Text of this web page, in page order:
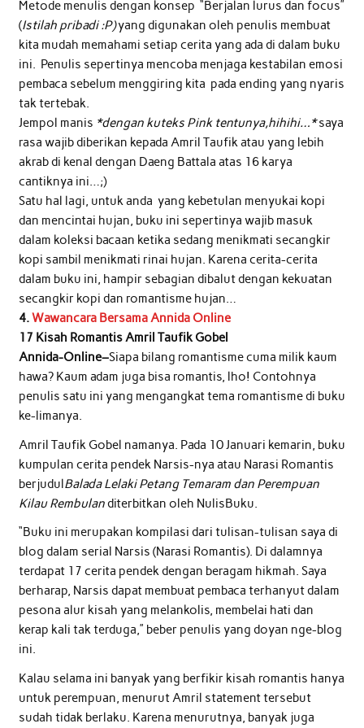
Metode menulis dengan konsep “Berjalan lurus dan focus”
(Istilah pribadi :P)yang digunakan oleh penulis membuat
kita mudah memahami setiap cerita yang ada di dalam buku
ini. Penulis sepertinya mencoba menjaga kestabilan emosi
pembaca sebelum menggiring kita pada ending yang nyaris
tak tertebak.
Jempol manis *dengan kuteks Pink tentunya,hihihi…*saya
rasa wajib diberikan kepada Amril Taufik atau yang lebih
akrab di kenal dengan Daeng Battala atas 16 karya
cantiknya ini…;)
Satu hal lagi, untuk anda yang kebetulan menyukai kopi
dan mencintai hujan, buku ini sepertinya wajib masuk
dalam koleksi bacaan ketika sedang menikmati secangkir
kopi sambil menikmati rinai hujan. Karena cerita-cerita
dalam buku ini, hampir sebagian dibalut dengan kekuatan
secangkir kopi dan romantisme hujan…
4.Wawancara Bersama Annida Online
17 Kisah Romantis Amril Taufik Gobel
Annida-Online–Siapa bilang romantisme cuma milik kaum
hawa? Kaum adam juga bisa romantis, lho! Contohnya
penulis satu ini yang mengangkat tema romantisme di buku
ke-limanya.
Amril Taufik Gobel namanya. Pada 10 Januari kemarin, buku
kumpulan cerita pendek Narsis-nya atau Narasi Romantis
berjudulBalada Lelaki Petang Temaram dan Perempuan
Kilau Rembulanditerbitkan oleh NulisBuku.
“Buku ini merupakan kompilasi dari tulisan-tulisan saya di
blog dalam serial Narsis (Narasi Romantis). Di dalamnya
terdapat 17 cerita pendek dengan beragam hikmah. Saya
berharap, Narsis dapat membuat pembaca terhanyut dalam
pesona alur kisah yang melankolis, membelai hati dan
kerap kali tak terduga,” beber penulis yang doyan nge-blog
ini.
Kalau selama ini banyak yang berfikir kisah romantis hanya
untuk perempuan, menurut Amril statement tersebut
sudah tidak berlaku. Karena menurutnya, banyak juga